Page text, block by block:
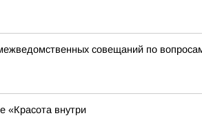
совещаний по
«Красота внутри